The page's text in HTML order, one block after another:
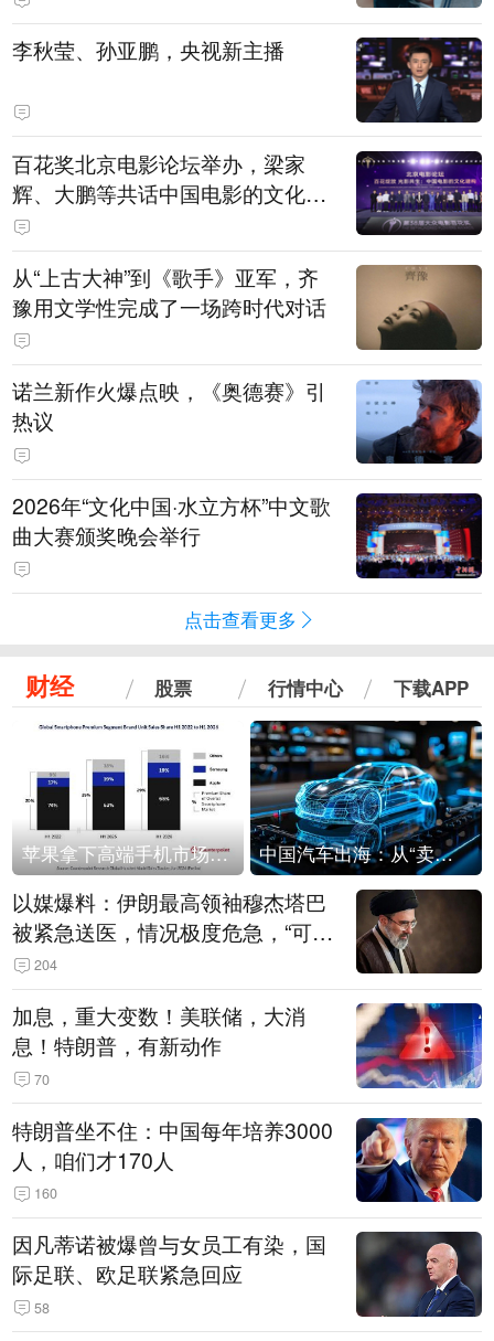
白，主演均为广州本土演员
李秋莹、孙亚鹏，央视新主播
百花奖北京电影论坛举办，梁家
辉、大鹏等共话中国电影的文化建
构
从“上古大神”到《歌手》亚军，齐
豫用文学性完成了一场跨时代对话
诺兰新作火爆点映，《奥德赛》引
热议
2026年“文化中国·水立方杯”中文歌
曲大赛颁奖晚会举行
点击查看更多
财经 股票 行情中心 下载APP
苹果拿下高端手机市场65%的份额：iPhone 17系列功不可没 中国汽车出海：从“卖出去”到“走进去”
以媒爆料：伊朗最高领袖穆杰塔巴
被紧急送医，情况极度危急，“可能
随时会死去”
204
加息，重大变数！美联储，大消
息！特朗普，有新动作
70
特朗普坐不住：中国每年培养3000
人，咱们才170人
160
因凡蒂诺被爆曾与女员工有染，国
际足联、欧足联紧急回应
58